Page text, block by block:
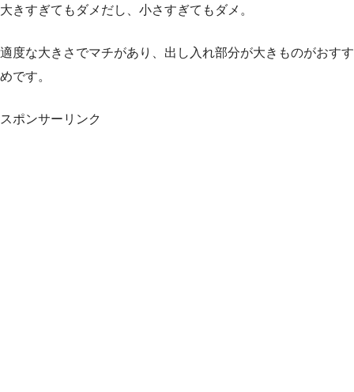
大きすぎてもダメだし、小さすぎてもダメ。
適度な大きさでマチがあり、出し入れ部分が大きものがおすす
めです。
スポンサーリンク